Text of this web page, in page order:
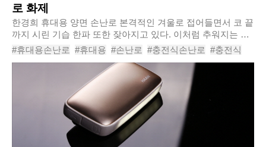
로 화제
한경희 휴대용 양면 손난로​ 본격적인 겨울로 접어들면서 코 끝
까지 시린 기습 한파 또한 잦아지고 있다. 이처럼 추워지는 날
씨에는 일단 옷을 따뜻하게 입는 것도 중요하지만, 발열을 통
해 온기를 전달해주는 손난로가..
#휴대용손난로 #휴대용 #손난로 #충전식손난로 #충전식
#충전식휴대용손난로 #하이브리드손난로 #핫팩
#충전식핫팩